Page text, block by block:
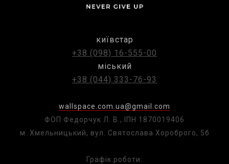
київстар
+38 (098) 16-555-00
міський
+38 (044) 333-76-93
wallspace.com.ua@gmail.com
ФОП Федорчук Л. В., ІПН 1870019406
м. Хмельницький, вул. Святослава Хороброго, 5б
Графік роботи: